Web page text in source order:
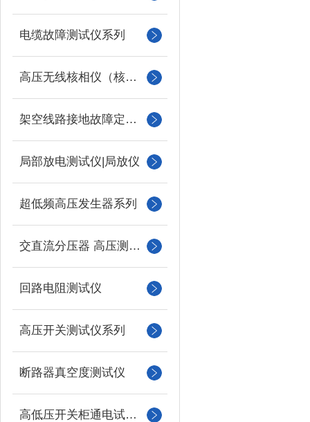
电缆故障测试仪系列
高压无线核相仪（核相器）
架空线路接地故障定位仪
局部放电测试仪|局放仪
超低频高压发生器系列
交直流分压器 高压测量仪
回路电阻测试仪
高压开关测试仪系列
断路器真空度测试仪
高低压开关柜通电试验台